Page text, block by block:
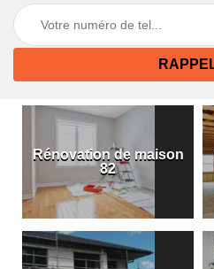
Rénovation de maison
82